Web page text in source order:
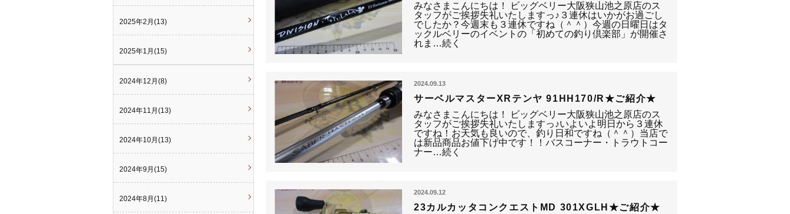
みなさまこんにちは！ ビッグベリー大阪狭山池之原店のス
タッフがご挨拶失礼いたしますっ♪３連休はいかがお過ごし
でしたか？今週末も３連休ですね（＾＾）今週の日曜日はタ
ックルベリーのイベントの「初めての釣り倶楽部」が開催さ
れま…続く
2024.09.13
サーベルマスターXRテンヤ 91HH170/R★ご紹介★
みなさまこんにちは！ ビッグベリー大阪狭山池之原店のス
タッフがご挨拶失礼いたしますっ♪いよいよ明日から３連休
ですね！お天気も良いので、釣り日和ですね（＾＾）当店で
は新品商品お値下げ中です！！バスコーナー・トラウトコー
ナー…続く
2024.09.12
23カルカッタコンクエストMD 301XGLH★ご紹介★
2025年2月(13)
2025年1月(15)
2024年12月(8)
2024年11月(13)
2024年10月(13)
2024年9月(15)
2024年8月(11)